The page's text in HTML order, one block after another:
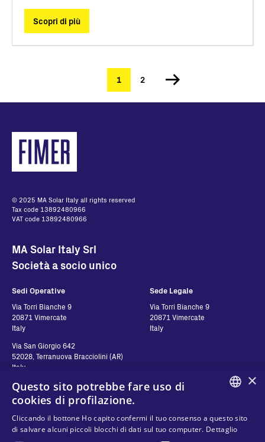
Scopri di più
Pagina
attuale
1 Pagina
2
© 2025 MA Solar Italy all rights reserved
Tax code 13892480966
VAT code 13892480966
MA Solar Italy Srl
Società a socio unico
Sedi Operative
Via Torri Bianche 9
20871 Vimercate
Italy
Via San Giorgio 642
52028, Terranuova Bracciolini (AR)
Italy
Sede Legale
Via Torri Bianche 9
20871 Vimercate
Italy
Contatti
Contattaci
Seguici
ITALIAN
×
Questo sito potrebbe fare uso di
cookies di profilazione.
Cliccando il bottone Ho capito confermi il tuo consenso a questo sito
di salvare alcuni piccoli blocchi di dati sul tuo computer. Dettaglio